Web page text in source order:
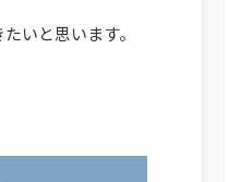
いと思います。